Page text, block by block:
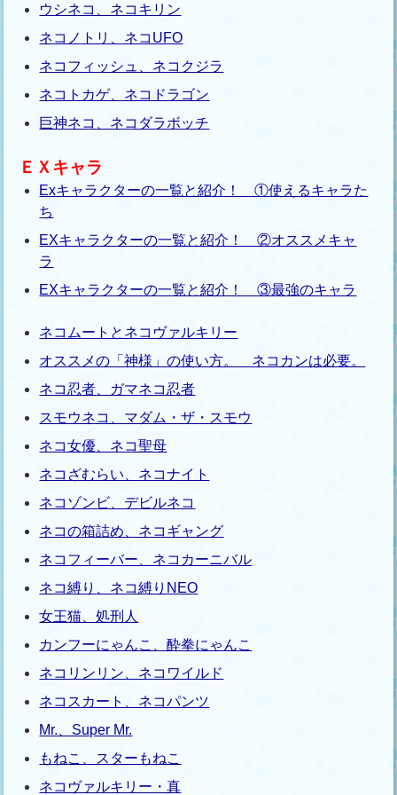
ウシネコ、ネコキリン
ネコノトリ、ネコUFO
ネコフィッシュ、ネコクジラ
ネコトカゲ、ネコドラゴン
巨神ネコ、ネコダラボッチ
ＥＸキャラ
Exキャラクターの一覧と紹介！ ①使えるキャラた
ち
EXキャラクターの一覧と紹介！ ②オススメキャ
ラ
EXキャラクターの一覧と紹介！ ③最強のキャラ
ネコムートとネコヴァルキリー
オススメの「神様」の使い方。 ネコカンは必要。
ネコ忍者、ガマネコ忍者
スモウネコ、マダム・ザ・スモウ
ネコ女優、ネコ聖母
ネコざむらい、ネコナイト
ネコゾンビ、デビルネコ
ネコの箱詰め、ネコギャング
ネコフィーバー、ネコカーニバル
ネコ縛り、ネコ縛りNEO
女王猫、処刑人
カンフーにゃんこ、酔拳にゃんこ
ネコリンリン、ネコワイルド
ネコスカート、ネコパンツ
Mr.、Super Mr.
もねこ、スターもねこ
ネコヴァルキリー・真